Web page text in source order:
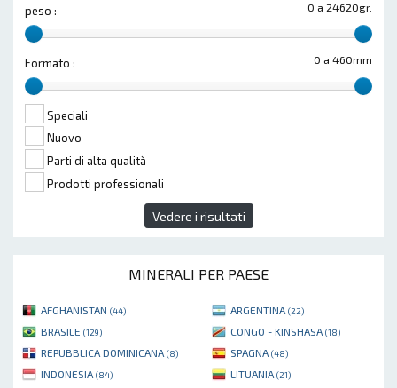
0 a 24620gr.
peso :
0 a 460mm
Formato :
Speciali
Nuovo
Parti di alta qualità
Prodotti professionali
Vedere i risultati
MINERALI PER PAESE
AFGHANISTAN (44) ARGENTINA (22)
BRASILE (129) CONGO - KINSHASA (18)
REPUBBLICA DOMINICANA (8) SPAGNA (48)
INDONESIA (84) LITUANIA (21)